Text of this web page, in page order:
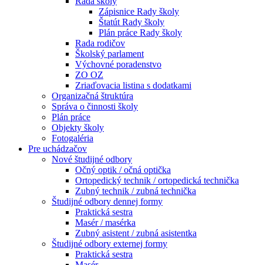
Zápisnice Rady školy
Štatút Rady školy
Plán práce Rady školy
Rada rodičov
Školský parlament
Výchovné poradenstvo
ZO OZ
Zriaďovacia listina s dodatkami
Organizačná štruktúra
Správa o činnosti školy
Plán práce
Objekty školy
Fotogaléria
Pre uchádzačov
Nové študijné odbory
Očný optik / očná optička
Ortopedický technik / ortopedická technička
Zubný technik / zubná technička
Študijné odbory dennej formy
Praktická sestra
Masér / masérka
Zubný asistent / zubná asistentka
Študijné odbory externej formy
Praktická sestra